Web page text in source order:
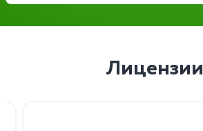
Лицензии